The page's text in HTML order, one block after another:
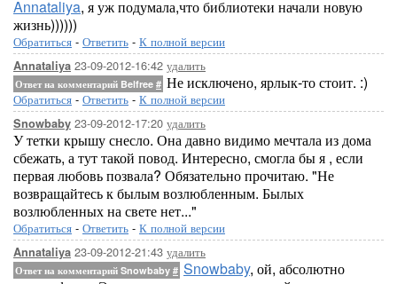
Annataliya, я уж подумала,что библиотеки начали новую
жизнь))))))
Обратиться - Ответить - К полной версии
Annataliya 23-09-2012-16:42 удалить
Ответ на комментарий Belfree # Не исключено, ярлык-то стоит. :)
Обратиться - Ответить - К полной версии
Snowbaby 23-09-2012-17:20 удалить
У тетки крышу снесло. Она давно видимо мечтала из дома
сбежать, а тут такой повод. Интересно, смогла бы я , если
первая любовь позвала? Обязательно прочитаю. "Не
возвращайтесь к былым возлюбленным. Былых
возлюбленных на свете нет..."
Обратиться - Ответить - К полной версии
Annataliya 23-09-2012-21:43 удалить
Ответ на комментарий Snowbaby # Snowbaby, ой, абсолютно